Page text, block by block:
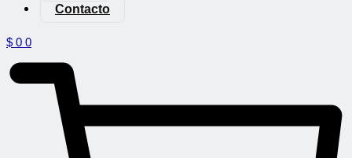
Contacto
$ 0 0